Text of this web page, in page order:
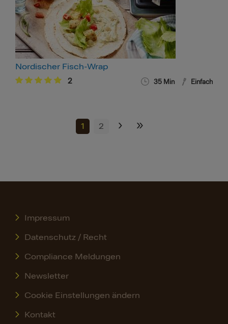
Nordischer Fisch-Wrap
2 35 Min Einfach
1 2 › »
Impressum
Datenschutz / Recht
Compliance Meldungen
Newsletter
Cookie Einstellungen ändern
Kontakt